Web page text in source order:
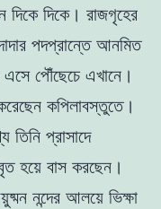
দিকে দিকে। রাজগৃহের
পদপ্রান্তে আনমিত
পৌঁছেচে এখানে।
কপিলাবস্তুতে।
প্রাসাদে
হয়ে বাস করছেন।
নন্দের আলয়ে ভিক্ষা